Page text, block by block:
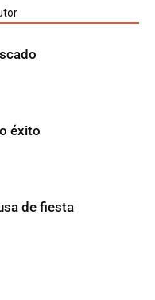
éxito
de fiesta